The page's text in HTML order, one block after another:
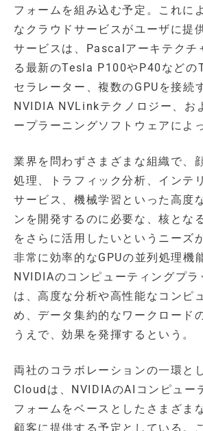
フォームを組み込む予定。これに
なクラウドサービスがユーザに提
サービスは、Pascalアーキテクチ
る最新のTesla P100やP40などの
セラレーター、複数のGPUを接続
NVIDIA NVLinkテクノロジー、お
ープラーニングソフトウェアによ
業界を問わずさまざまな組織で、
処理、トラフィック分析、インテ
サービス、機械学習といった高度
ンを開発するのに必要な、核とな
をさらに活用したいというニーズ
非常に効率的なGPUの並列処理機
NVIDIAのコンピューティングプラ
は、高度な分析や高性能なコンピ
め、データ集約的なワークロード
うえで、効果を発揮するという。
両社のコラボレーションの一環と
Cloudは、NVIDIAのAIコンピュー
フォームをベースとしたさまざま
顧客に提供する予定としている。